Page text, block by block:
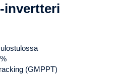
invertteri
(GMPPT)